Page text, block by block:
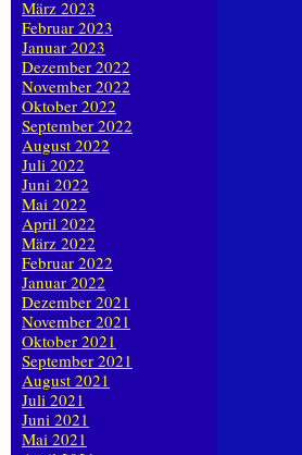
März 2023
Februar 2023
Januar 2023
Dezember 2022
November 2022
Oktober 2022
September 2022
August 2022
Juli 2022
Juni 2022
Mai 2022
April 2022
März 2022
Februar 2022
Januar 2022
Dezember 2021
November 2021
Oktober 2021
September 2021
August 2021
Juli 2021
Juni 2021
Mai 2021